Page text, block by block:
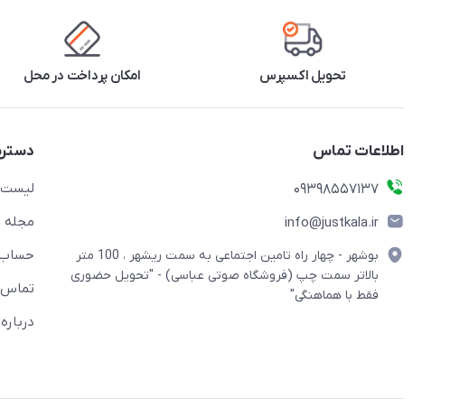
تحویل اکسپرس امکان پرداخت در محل
اطلاعات تماس
09398557137
info@justkala.ir
بوشهر - چهار راه تامین اجتماعی به سمت ریشهر ، 100 متر
بالاتر سمت چپ (فروشگاه صوتی عباسی) - "تحویل حضوری
فقط با هماهنگی"
مجله
حساب
تماس